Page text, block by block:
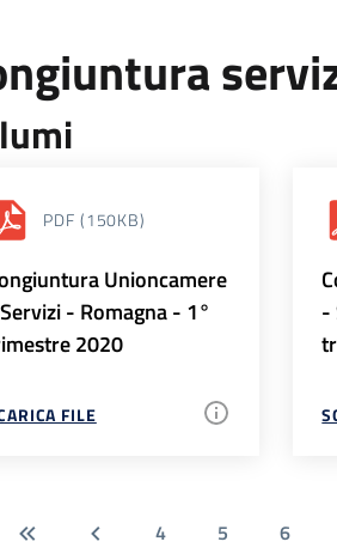
PDF (150KB)
Unioncamere
- Romagna - 1°
2020
FILE
-
4 5 6